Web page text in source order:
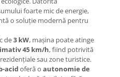
foarte mic de energie,
o soluție modernă pentru
de3 kW, mașina poate atinge
45 km/h, fiind potrivită
sau zone turistice.
acidoferă o autonomie de